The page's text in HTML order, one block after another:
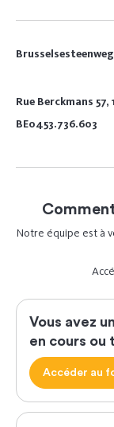
Rue Berckmans
BE0453.736.603
Notre équipe est à
Vous avez
en cours ou
Accéder au